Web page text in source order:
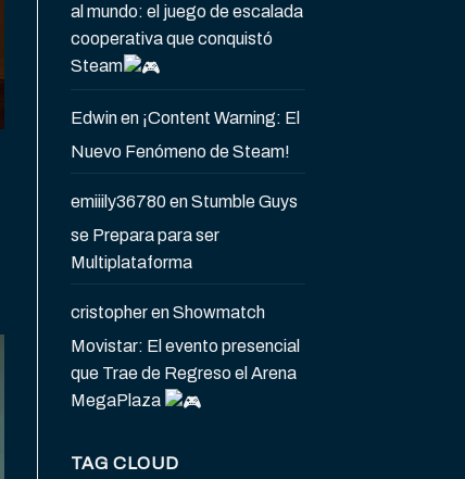
al mundo: el juego de escalada
cooperativa que conquistó
Steam
Edwinen ¡Content Warning: El
Nuevo Fenómeno de Steam!
emiiily36780enStumble Guys
se Prepara para ser
Multiplataforma
cristopherenShowmatch
Movistar: El evento presencial
que Trae de Regreso el Arena
MegaPlaza
TAG CLOUD